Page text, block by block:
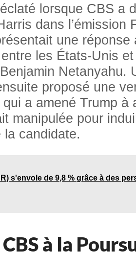
lorsque CBS a
dans l’émission
une réponse
les États-Unis
Netanyahu.
proposé une
a amené Trump à
manipulée pour
candidate.
s'envole de 9,8 % grâce à des
à la